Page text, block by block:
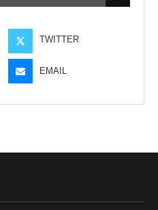
TWITTER
EMAIL